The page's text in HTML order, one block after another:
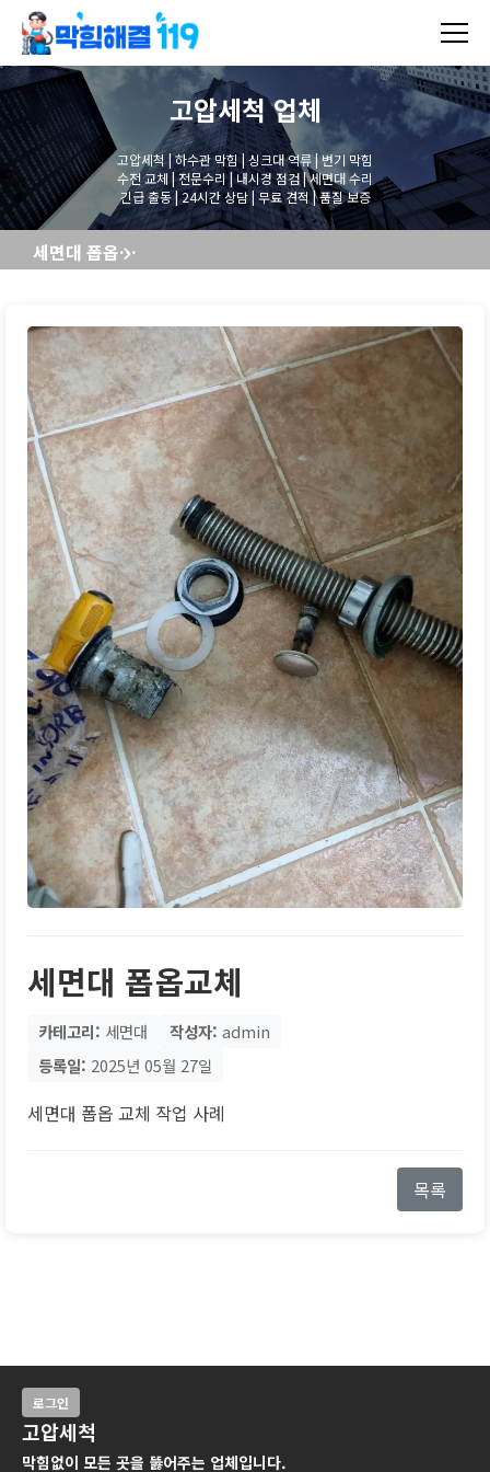
고압세척업체
고압세척 | 하수관 막힘 | 싱크대 역류 | 변기 막힘
수전 교체 | 전문수리 | 내시경 점검 | 세면대 수리
긴급 출동 | 24시간 상담 | 무료 견적 | 품질 보증
세면대 폽옵교체
세면대 폽옵교체
카테고리: 세면대 작성자: admin
등록일: 2025년 05월 27일
세면대 폽옵 교체 작업 사례
목록
로그인
고압세척
막힘없이 모든 곳을 뚫어주는 업체입니다.